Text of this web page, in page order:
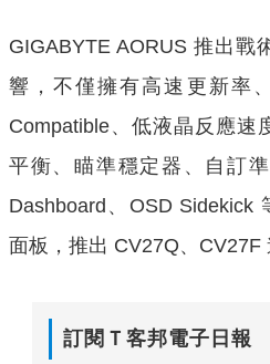
GIGABYTE AORUS 推出戰
響，不僅擁有高速更新率
Compatible、低液晶反應速
平衡、瞄準穩定器、自訂準
Dashboard、OSD Sidekick
面板，推出 CV27Q、CV27F
訂閱Ｔ客邦電子日報